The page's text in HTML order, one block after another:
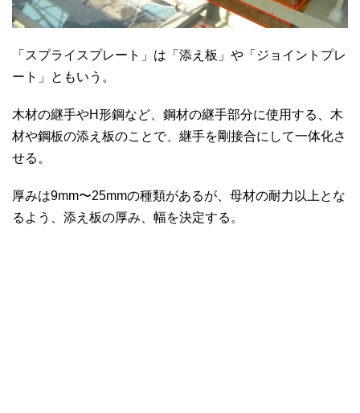
「スプライスプレート」は「添え板」や「ジョイントプレ
ート」ともいう。
木材の継手やH形鋼など、鋼材の継手部分に使用する、木
材や鋼板の添え板のことで、継手を剛接合にして一体化さ
せる。
厚みは9mm〜25mmの種類があるが、母材の耐力以上とな
るよう、添え板の厚み、幅を決定する。